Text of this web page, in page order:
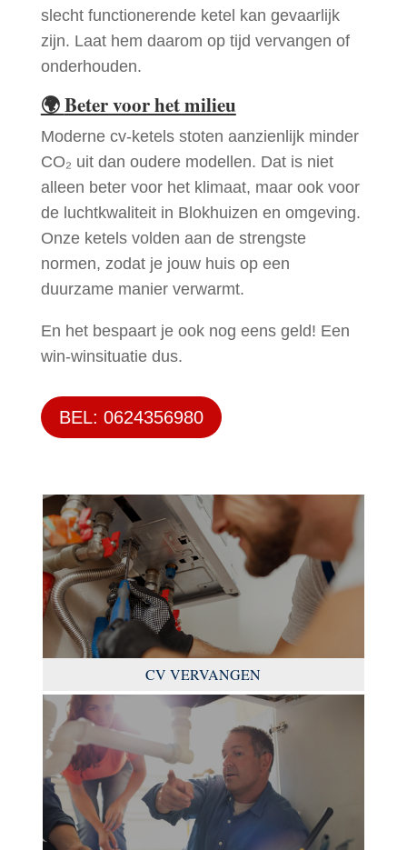
slecht functionerende ketel kan gevaarlijk
zijn. Laat hem daarom op tijd vervangen of
onderhouden.
🌍Beter voor het milieu
Moderne cv-ketels stoten aanzienlijk minder
CO₂ uit dan oudere modellen. Dat is niet
alleen beter voor het klimaat, maar ook voor
de luchtkwaliteit in Blokhuizen en omgeving.
Onze ketels volden aan de strengste
normen, zodat je jouw huis op een
duurzame manier verwarmt.
En het bespaart je ook nog eens geld! Een
win-winsituatie dus.
BEL: 0624356980
CV VERVANGEN